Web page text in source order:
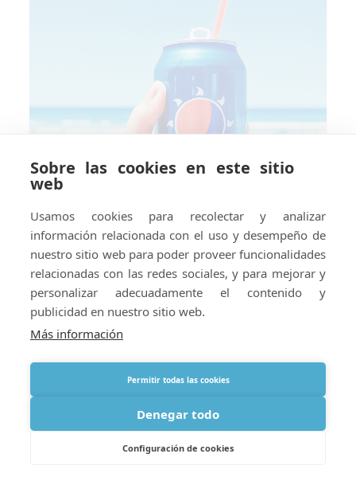
Mantenerse Fresco: Consejos de
Viaje de Verano para Usuarios de
Oxígeno
Sobre las cookies en este sitio
web
Usamos cookies para recolectar y analizar
información relacionada con el uso y desempeño de
nuestro sitio web para poder proveer funcionalidades
relacionadas con las redes sociales, y para mejorar y
personalizar adecuadamente el contenido y
publicidad en nuestro sitio web.
Más información
Permitir todas las cookies
Denegar todo
Configuración de cookies